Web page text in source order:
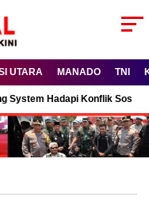
UTARA MANADO TNI
System Hadapi Konflik Sosial